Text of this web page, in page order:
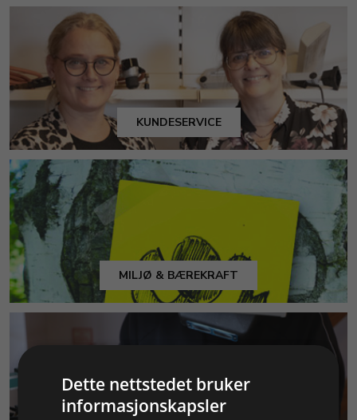
KUNDESERVICE
MILJØ & BÆREKRAFT
Dette nettstedet bruker
informasjonskapsler